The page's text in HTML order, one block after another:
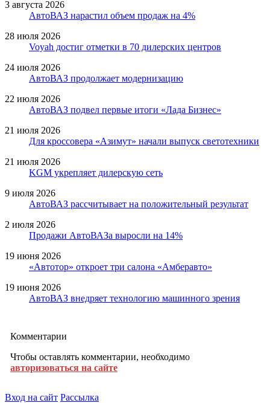
3 августа 2026
АвтоВАЗ нарастил объем продаж на 4%
28 июля 2026
Voyah достиг отметки в 70 дилерских центров
24 июля 2026
АвтоВАЗ продолжает модернизацию
22 июля 2026
АвтоВАЗ подвел первые итоги «Лада Бизнес»
21 июля 2026
Для кроссовера «Азимут» начали выпуск светотехники
21 июля 2026
KGM укрепляет дилерскую сеть
9 июля 2026
АвтоВАЗ рассчитывает на положительный результат
2 июля 2026
Продажи АвтоВАЗа выросли на 14%
19 июня 2026
«Автотор» откроет три салона «Амберавто»
19 июня 2026
АвтоВАЗ внедряет технологию машинного зрения
Комментарии
Чтобы оставлять комментарии, необходимо
авторизоваться на сайте
Вход на сайт Рассылка